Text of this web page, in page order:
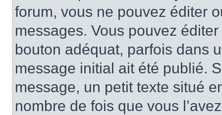
forum, vous ne pouvez éditer
messages. Vous pouvez
bouton adéquat, parfois dans
message initial ait été publié.
message, un petit texte situé
nombre de fois que vous